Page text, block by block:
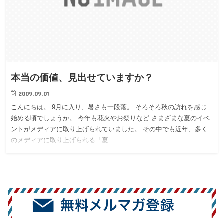
本当の価値、見出せていますか？
2009.09.01
こんにちは。 9月に入り、暑さも一段落。 そろそろ秋の訪れを感じ
始める頃でしょうか。 今年も花火やお祭りなど さまざまな夏のイベ
ントがメディアに取り上げられていました。 その中でも近年、多く
のメディアに取り上げられる「夏…